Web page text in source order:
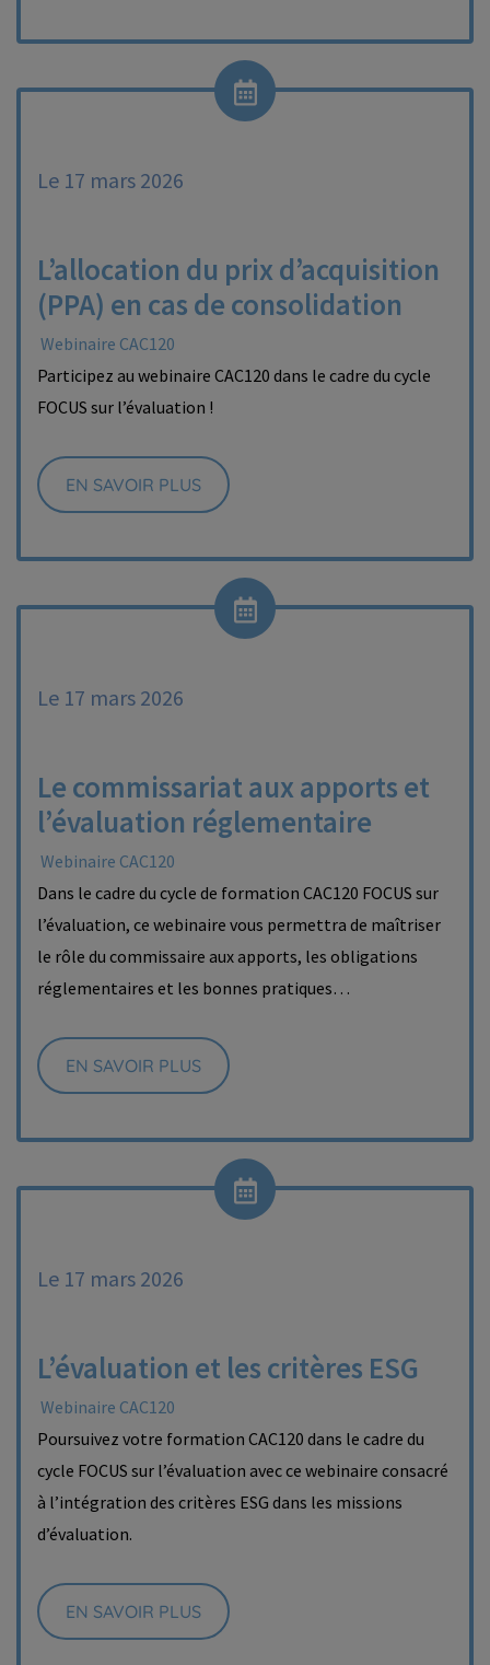
Le 17 mars 2026
L’allocation du prix d’acquisition
(PPA) en cas de consolidation
Webinaire CAC120
Participez au webinaire CAC120 dans le cadre du cycle
FOCUS sur l’évaluation !
EN SAVOIR PLUS
Le 17 mars 2026
Le commissariat aux apports et
l’évaluation réglementaire
Webinaire CAC120
Dans le cadre du cycle de formation CAC120 FOCUS sur
l’évaluation, ce webinaire vous permettra de maîtriser
le rôle du commissaire aux apports, les obligations
réglementaires et les bonnes pratiques…
EN SAVOIR PLUS
Le 17 mars 2026
L’évaluation et les critères ESG
Webinaire CAC120
Poursuivez votre formation CAC120 dans le cadre du
cycle FOCUS sur l’évaluation avec ce webinaire consacré
à l’intégration des critères ESG dans les missions
d’évaluation.
EN SAVOIR PLUS